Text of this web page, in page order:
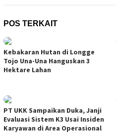
POS TERKAIT
Kebakaran Hutan di Longge
Tojo Una-Una Hanguskan 3
Hektare Lahan
PT UKK Sampaikan Duka, Janji
Evaluasi Sistem K3 Usai Insiden
Karyawan di Area Operasional